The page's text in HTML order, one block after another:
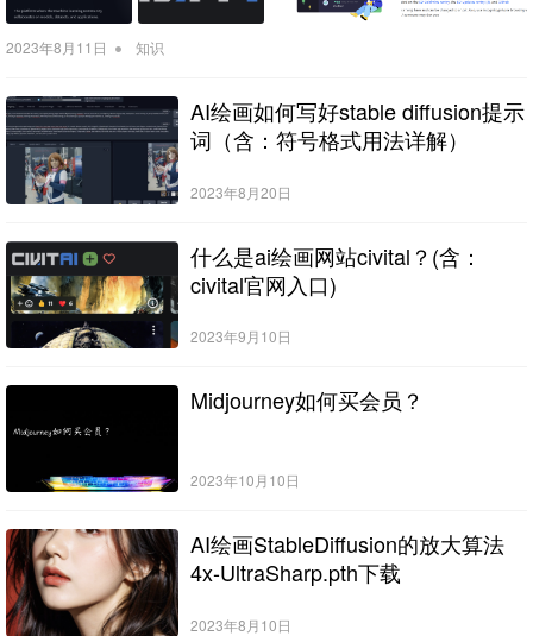
2023年8月11日 • 知识
AI绘画如何写好stable diffusion提示
词（含：符号格式用法详解）
2023年8月20日
什么是ai绘画网站civital？(含：
civital官网入口)
2023年9月10日
Midjourney如何买会员？
2023年10月10日
AI绘画StableDiffusion的放大算法
4x-UltraSharp.pth下载
2023年8月10日